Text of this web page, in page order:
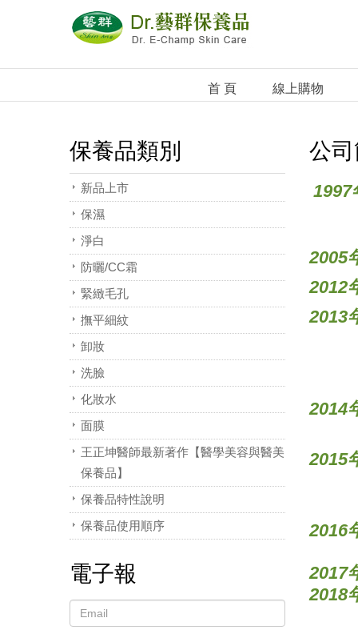
首 頁 線上購物
公
1997
2005
2012
2013
2014
2015
2016
2017
2018
保養品類別
新品上市
保濕
淨白
防曬/CC霜
緊緻毛孔
撫平細紋
卸妝
洗臉
化妝水
面膜
王正坤醫師最新著作【醫學美容與醫美
保養品】
保養品特性說明
保養品使用順序
電子報